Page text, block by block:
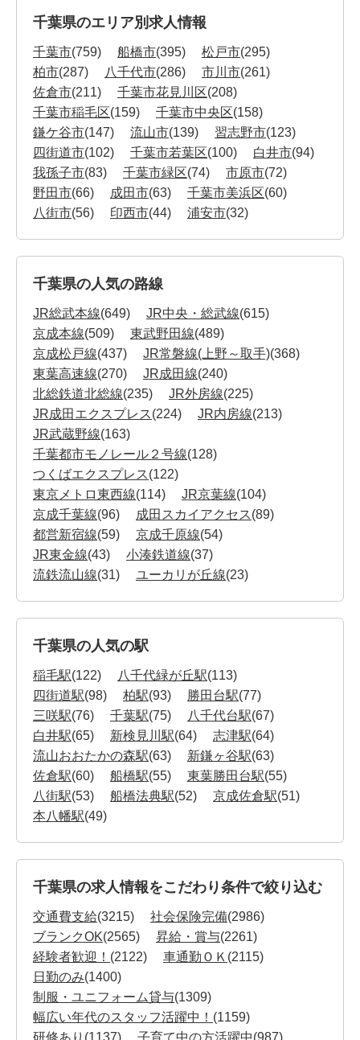
千葉県のエリア別求人情報
千葉市(759) 船橋市(395) 松戸市(295)
柏市(287) 八千代市(286) 市川市(261)
佐倉市(211) 千葉市花見川区(208)
千葉市稲毛区(159) 千葉市中央区(158)
鎌ケ谷市(147) 流山市(139) 習志野市(123)
四街道市(102) 千葉市若葉区(100) 白井市(94)
我孫子市(83) 千葉市緑区(74) 市原市(72)
野田市(66) 成田市(63) 千葉市美浜区(60)
八街市(56) 印西市(44) 浦安市(32)
千葉県の人気の路線
JR総武本線(649) JR中央・総武線(615)
京成本線(509) 東武野田線(489)
京成松戸線(437) JR常磐線(上野～取手)(368)
東葉高速線(270) JR成田線(240)
北総鉄道北総線(235) JR外房線(225)
JR成田エクスプレス(224) JR内房線(213)
JR武蔵野線(163)
千葉都市モノレール２号線(128)
つくばエクスプレス(122)
東京メトロ東西線(114) JR京葉線(104)
京成千葉線(96) 成田スカイアクセス(89)
都営新宿線(59) 京成千原線(54)
JR東金線(43) 小湊鉄道線(37)
流鉄流山線(31) ユーカリが丘線(23)
千葉県の人気の駅
稲毛駅(122) 八千代緑が丘駅(113)
四街道駅(98) 柏駅(93) 勝田台駅(77)
三咲駅(76) 千葉駅(75) 八千代台駅(67)
白井駅(65) 新検見川駅(64) 志津駅(64)
流山おおたかの森駅(63) 新鎌ヶ谷駅(63)
佐倉駅(60) 船橋駅(55) 東葉勝田台駅(55)
八街駅(53) 船橋法典駅(52) 京成佐倉駅(51)
本八幡駅(49)
千葉県の求人情報をこだわり条件で絞り込む
交通費支給(3215) 社会保険完備(2986)
ブランクOK(2565) 昇給・賞与(2261)
経験者歓迎！ (2122) 車通勤ＯＫ (2115)
日勤のみ(1400)
制服・ユニフォーム貸与(1309)
幅広い年代のスタッフ活躍中！ (1159)
研修あり (1137) 子育て中の方活躍中(987)